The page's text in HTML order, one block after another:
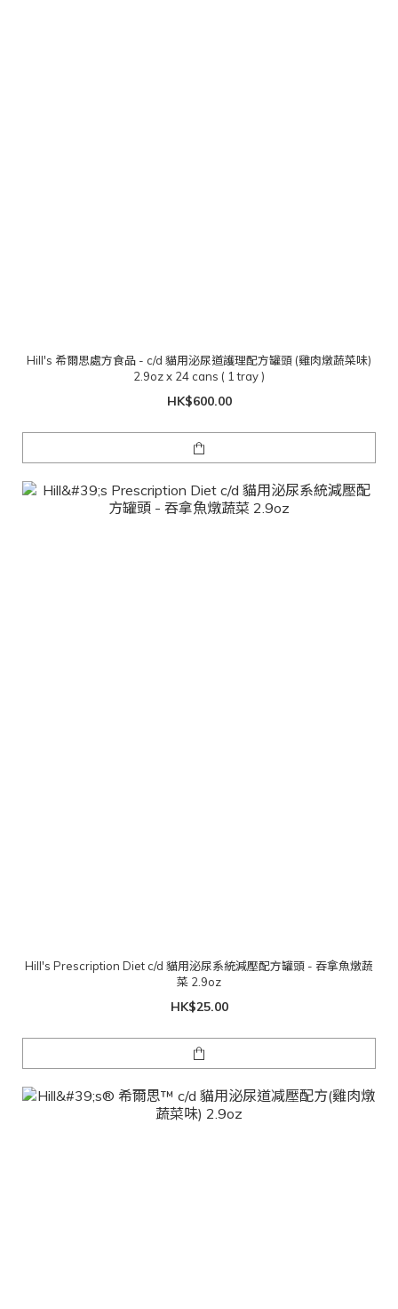
Hill's 希爾思處方食品 - c/d 貓用泌尿道護理配方罐頭 (雞肉燉蔬菜味)
2.9oz x 24 cans ( 1 tray )
HK$600.00
Hill's Prescription Diet c/d 貓用泌尿系統減壓配方罐頭 - 吞拿魚燉蔬
菜 2.9oz
HK$25.00